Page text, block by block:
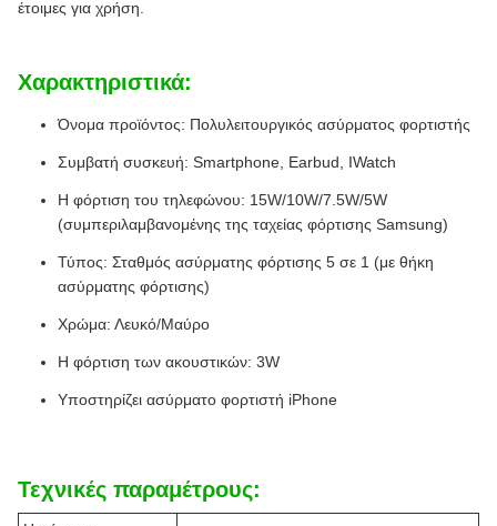
έτοιμες για χρήση.
Χαρακτηριστικά:
Όνομα προϊόντος: Πολυλειτουργικός ασύρματος φορτιστής
Συμβατή συσκευή: Smartphone, Earbud, IWatch
Η φόρτιση του τηλεφώνου: 15W/10W/7.5W/5W
(συμπεριλαμβανομένης της ταχείας φόρτισης Samsung)
Τύπος: Σταθμός ασύρματης φόρτισης 5 σε 1 (με θήκη
ασύρματης φόρτισης)
Χρώμα: Λευκό/Μαύρο
Η φόρτιση των ακουστικών: 3W
Υποστηρίζει ασύρματο φορτιστή iPhone
Τεχνικές παραμέτρους: